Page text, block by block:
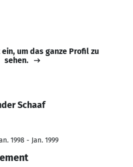
um das ganze Profil zu
sehen.
Schaaf
1998 - Jan. 1999